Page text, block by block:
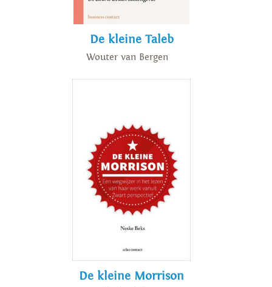
De kleine Taleb
Wouter van Bergen
De kleine Morrison